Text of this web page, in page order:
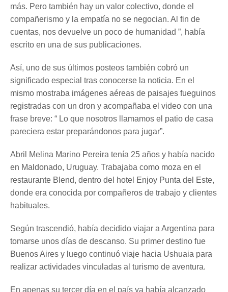
más. Pero también hay un valor colectivo, donde el
compañerismo y la empatía no se negocian. Al fin de
cuentas, nos devuelve un poco de humanidad ”, había
escrito en una de sus publicaciones.
Así, uno de sus últimos posteos también cobró un
significado especial tras conocerse la noticia. En el
mismo mostraba imágenes aéreas de paisajes fueguinos
registradas con un dron y acompañaba el video con una
frase breve: “ Lo que nosotros llamamos el patio de casa
pareciera estar preparándonos para jugar”.
Abril Melina Marino Pereira tenía 25 años y había nacido
en Maldonado, Uruguay. Trabajaba como moza en el
restaurante Blend, dentro del hotel Enjoy Punta del Este,
donde era conocida por compañeros de trabajo y clientes
habituales.
Según trascendió, había decidido viajar a Argentina para
tomarse unos días de descanso. Su primer destino fue
Buenos Aires y luego continuó viaje hacia Ushuaia para
realizar actividades vinculadas al turismo de aventura.
En apenas su tercer día en el país ya había alcanzado